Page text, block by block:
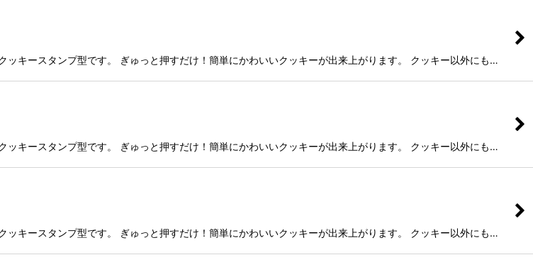
キースタンプ型です。 ぎゅっと押すだけ！簡単にかわいいクッキーが出来上がります。 クッキー以外にも…
キースタンプ型です。 ぎゅっと押すだけ！簡単にかわいいクッキーが出来上がります。 クッキー以外にも…
キースタンプ型です。 ぎゅっと押すだけ！簡単にかわいいクッキーが出来上がります。 クッキー以外にも…